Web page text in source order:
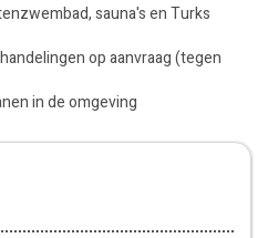
sauna's en Turks
op aanvraag (tegen
in de omgeving